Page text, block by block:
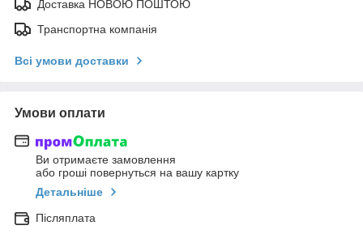
Доставка НОВОЮ ПОШТОЮ
Транспортна компанія
Всі умови доставки
Умови оплати
Ви отримаєте замовлення
або гроші повернуться на вашу картку
Детальніше
Післяплата